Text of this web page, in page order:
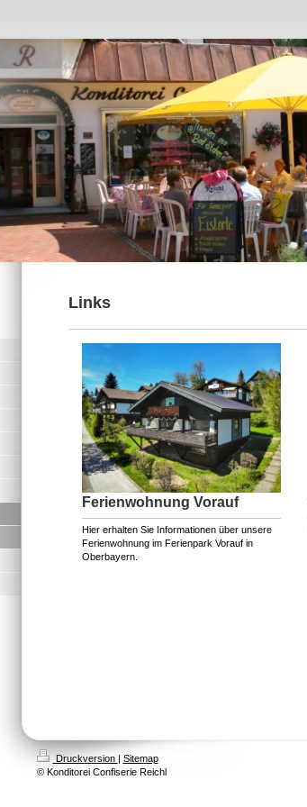
Links
Ferienwohnung Vorauf
Hier erhalten Sie Informationen über unsere
Ferienwohnung im Ferienpark Vorauf in
Oberbayern.
Druckversion | Sitemap
© Konditorei Confiserie Reichl